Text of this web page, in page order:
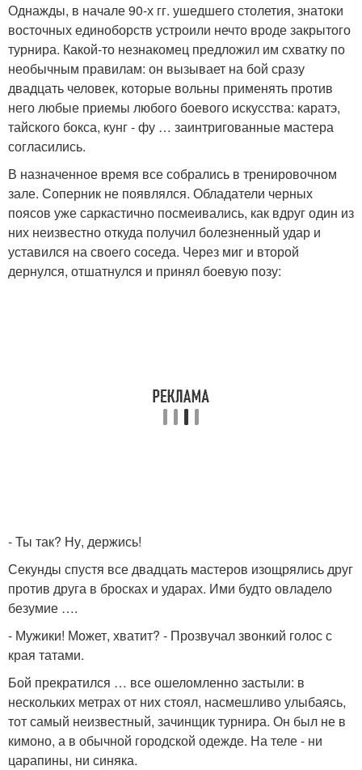
Однажды, в начале 90-х гг. ушедшего столетия, знатоки
восточных единоборств устроили нечто вроде закрытого
турнира. Какой-то незнакомец предложил им схватку по
необычным правилам: он вызывает на бой сразу
двадцать человек, которые вольны применять против
него любые приемы любого боевого искусства: каратэ,
тайского бокса, кунг - фу … заинтригованные мастера
согласились.
В назначенное время все собрались в тренировочном
зале. Соперник не появлялся. Обладатели черных
поясов уже саркастично посмеивались, как вдруг один из
них неизвестно откуда получил болезненный удар и
уставился на своего соседа. Через миг и второй
дернулся, отшатнулся и принял боевую позу:
- Ты так? Ну, держись!
Секунды спустя все двадцать мастеров изощрялись друг
против друга в бросках и ударах. Ими будто овладело
безумие ….
- Мужики! Может, хватит? - Прозвучал звонкий голос с
края татами.
Бой прекратился … все ошеломленно застыли: в
нескольких метрах от них стоял, насмешливо улыбаясь,
тот самый неизвестный, зачинщик турнира. Он был не в
кимоно, а в обычной городской одежде. На теле - ни
царапины, ни синяка.